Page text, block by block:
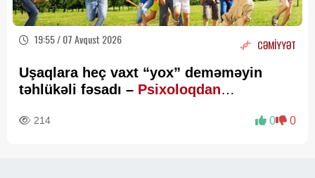
19:55 / 07 Avqust 2026 CƏMİYYƏT
Uşaqlara heç vaxt “yox” deməməyin
təhlükəli fəsadı – Psixoloqdan
214 0 0